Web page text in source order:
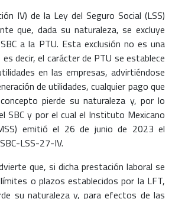
IV) de la Ley del Seguro Social (LSS)
que, dada su naturaleza, se excluye
a la PTU. Esta exclusión no es una
decir, el carácter de PTU se establece
en las empresas, advirtiéndose
de utilidades, cualquier pago que
pierde su naturaleza y, por lo
SBC y por el cual el Instituto Mexicano
emitió el 26 de junio de 2023 el
LSS-27-IV.
que, si dicha prestación laboral se
o plazos establecidos por la LFT,
su naturaleza y, para efectos de las